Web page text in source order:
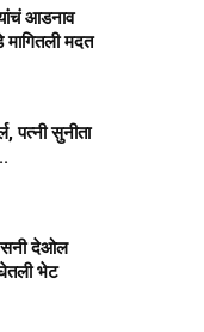
आडनाव
मागितली मदत
पत्नी सुनीता
सनी देओल
भेट